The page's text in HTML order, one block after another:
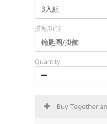
搭配功能
Quantity
Buy Together